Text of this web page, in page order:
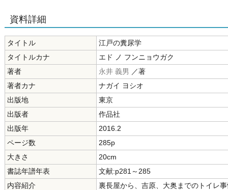
資料詳細
タイトル
江戸の糞尿学
タイトルカナ
エド ノ フンニョウガク
著者
永井 義男 ／著
著者カナ
ナガイ ヨシオ
出版地
東京
出版者
作品社
出版年
2016.2
ページ数
285p
大きさ
20cm
書誌年譜年表
文献:p281～285
内容紹介
裏長屋から、吉原、大奥までのトイレ